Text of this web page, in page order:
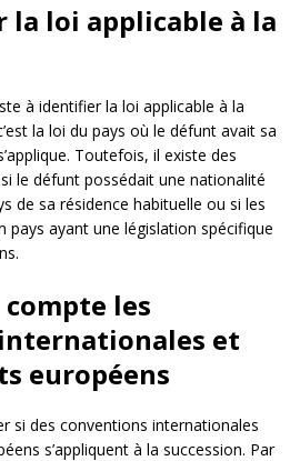
la loi applicable à la
à identifier la loi applicable à la
la loi du pays où le défunt avait sa
Toutefois, il existe des
le défunt possédait une nationalité
de sa résidence habituelle ou si les
pays ayant une législation spécifique
les
et
européens
si des conventions internationales
s’appliquent à la succession. Par